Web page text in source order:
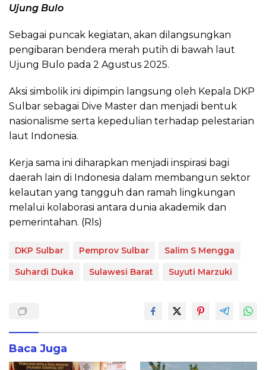
Ujung Bulo
Sebagai puncak kegiatan, akan dilangsungkan
pengibaran bendera merah putih di bawah laut
Ujung Bulo pada 2 Agustus 2025.
Aksi simbolik ini dipimpin langsung oleh Kepala DKP
Sulbar sebagai Dive Master dan menjadi bentuk
nasionalisme serta kepedulian terhadap pelestarian
laut Indonesia.
Kerja sama ini diharapkan menjadi inspirasi bagi
daerah lain di Indonesia dalam membangun sektor
kelautan yang tangguh dan ramah lingkungan
melalui kolaborasi antara dunia akademik dan
pemerintahan. (Rls)
DKP Sulbar Pemprov Sulbar
Salim S Mengga
Suhardi Duka
Sulawesi Barat Suyuti Marzuki
Baca Juga